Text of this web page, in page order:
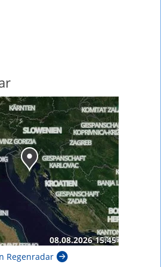
Regenradar